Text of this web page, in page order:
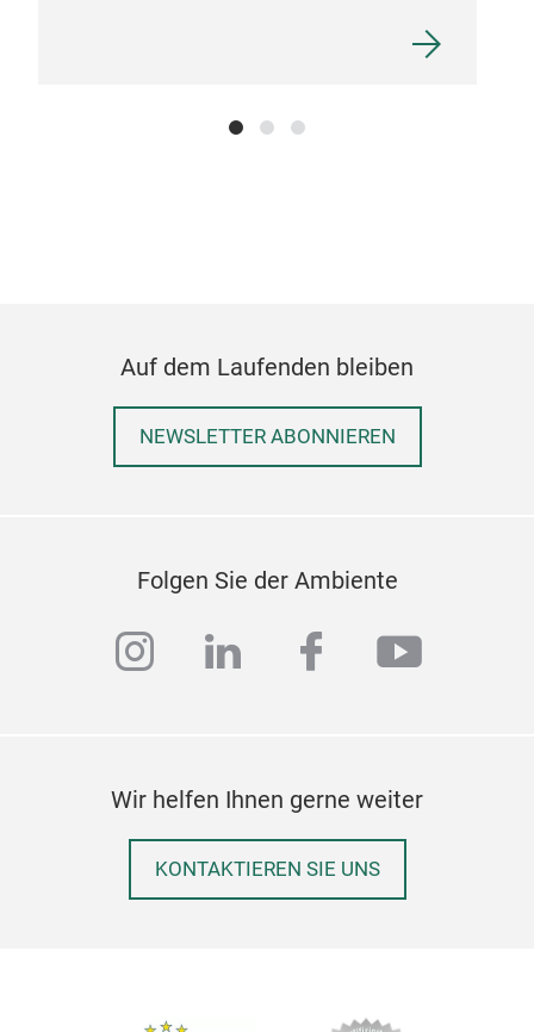
Auf dem Laufenden bleiben
NEWSLETTER ABONNIEREN
Folgen Sie der Ambiente
instagram
linkedinfacebook
Wir helfen Ihnen gerne weiter
KONTAKTIEREN SIE UNS